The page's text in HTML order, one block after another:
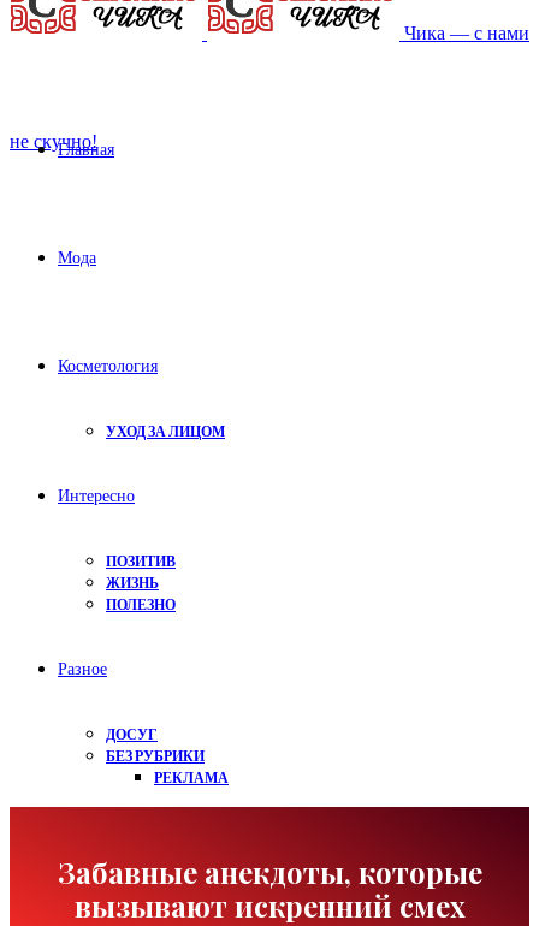
Чика — с нами
не скучно!
Главная
Мода
Косметология
УХОД ЗА ЛИЦОМ
Интересно
ПОЗИТИВ
ЖИЗНЬ
ПОЛЕЗНО
Разное
ДОСУГ
БЕЗ РУБРИКИ
РЕКЛАМА
Забавные анекдоты, которые
вызывают искренний смех